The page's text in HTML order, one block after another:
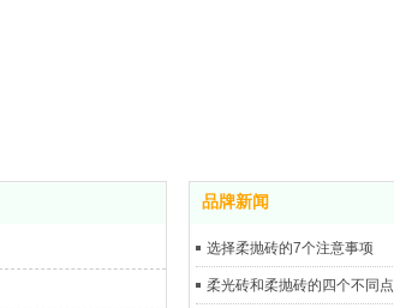
品牌新闻
选择柔抛砖的7个注意事项
柔光砖和柔抛砖的四个不同点